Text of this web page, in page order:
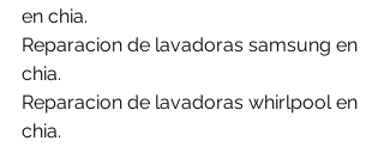
en chia.
Reparacion de lavadoras samsung en
chia.
Reparacion de lavadoras whirlpool en
chia.